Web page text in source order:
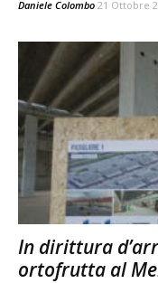
Daniele Colombo 21 Ottobre
In dirittura
ortofrutta al